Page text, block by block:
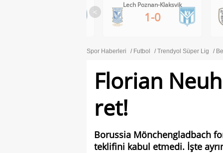
<
Lech Poznan-Klaksvik
1-0
Spor Haberleri Futbol Trendyol Süper Lig
Florian
ret!
Borussia Mönchengladbach
teklifini kabul etmedi. İşte